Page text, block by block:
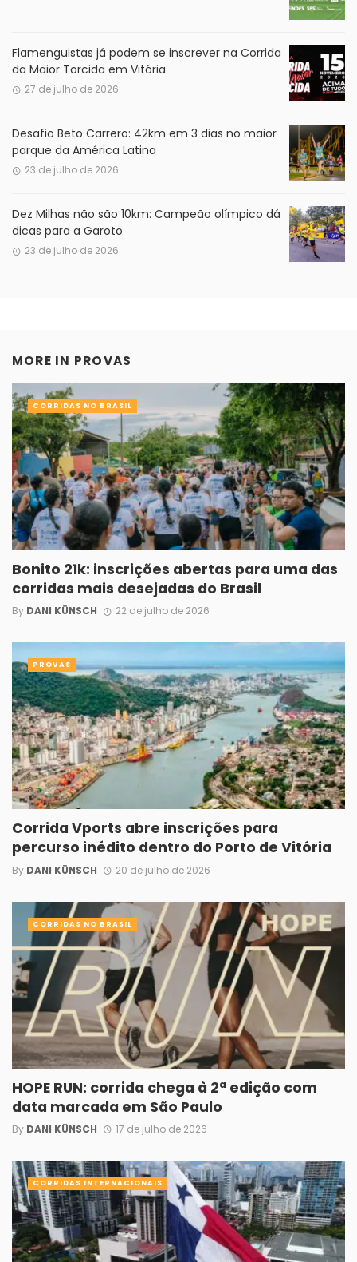
Flamenguistas já podem se inscrever na Corrida
da Maior Torcida em Vitória
27 de julho de 2026
Desafio Beto Carrero: 42km em 3 dias no maior
parque da América Latina
23 de julho de 2026
Dez Milhas não são 10km: Campeão olímpico dá
dicas para a Garoto
23 de julho de 2026
MORE IN PROVAS
Bonito 21k: inscrições abertas para uma das
corridas mais desejadas do Brasil
By DANI KÜNSCH 22 de julho de 2026
CORRIDAS NO BRASIL
Corrida Vports abre inscrições para
percurso inédito dentro do Porto de Vitória
By DANI KÜNSCH 20 de julho de 2026
PROVAS
HOPE RUN: corrida chega à 2ª edição com
data marcada em São Paulo
By DANI KÜNSCH 17 de julho de 2026
CORRIDAS NO BRASIL
CORRIDAS INTERNACIONAIS